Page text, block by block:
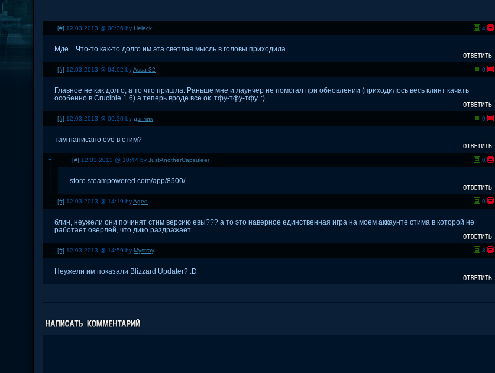
[#] 12.03.2013 @ 00:36 by Heleck 4
Мде... Что-то как-то долго им эта светлая мысль в головы приходила.
[#] 12.03.2013 @ 04:02 byAssa 32 0
Главное не как долго, а то что пришла. Раньше мне и лаунчер не помогал при обновлении (приходилось весь клинт качать
особенно в Crucible 1.6) а теперь вроде все ок. тфу-тфу-тфу. :)
[#] 12.03.2013 @ 09:30 by дэнчик 0
там написано eve в стим?
[#] 12.03.2013 @ 10:44 by JustAnotherCapsuleer 0
store.steampowered.com/app/8500/
[#] 12.03.2013 @ 14:19 byAged 0
блин, неужели они починят стим версию евы??? а то это наверное единственная игра на моем аккаунте стима в которой не
работает оверлей, что дико раздражает...
[#] 12.03.2013 @ 14:59 by Mystray 3
Неужели им показали Blizzard Updater? :D